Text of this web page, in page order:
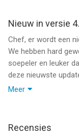
global restaurants in
→ Team up with
leaderboards.
→ Engage in
various events.
→ Upgrade your
boosters to ease
Nieuw in versie
Chef, er wordt een
We hebben hard
soepeler en leuker
deze nieuwste
bedienen.
Meer
Recensies